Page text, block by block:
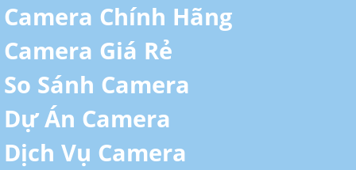
Camera Chính Hãng
Camera Giá Rẻ
So Sánh Camera
Dự Án Camera
Dịch Vụ Camera